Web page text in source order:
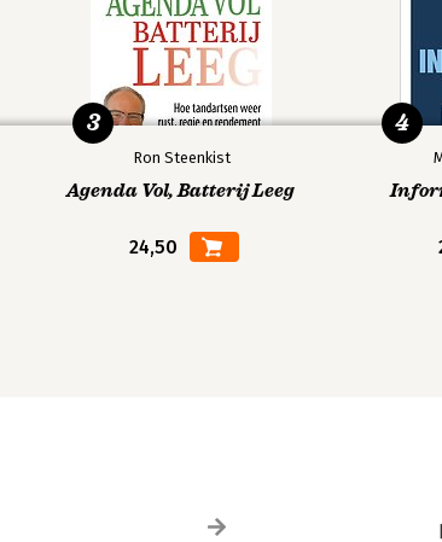
Ron Steenkist
Agenda Vol, Batterij Leeg
24,50
3 4